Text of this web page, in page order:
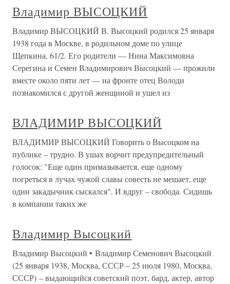
Владимир ВЫСОЦКИЙ
Владимир ВЫСОЦКИЙ В. Высоцкий родился 25 января
1938 года в Москве, в родильном доме по улице
Щепкина, 61/2. Его родители — Нина Максимовна
Серегина и Семен Владимирович Высоцкий — прожили
вместе около пяти лет — на фронте отец Володи
познакомился с другой женщиной и ушел из
ВЛАДИМИР ВЫСОЦКИЙ
ВЛАДИМИР ВЫСОЦКИЙ Говорить о Высоцком на
публике – трудно. В ушах ворчит предупредительный
голосок: "Еще один примазывается, еще одному
погреться в лучах чужой славы совесть не мешает, еще
один закадычник сыскался". И вдруг – свобода. Сидишь
в компании таких же
Владимир Высоцкий
Владимир Высоцкий • Владимир Семенович Высоцкий
(25 января 1938, Москва, СССР – 25 июля 1980, Москва,
СССР) – выдающийся советский поэт, бард, актер, автор